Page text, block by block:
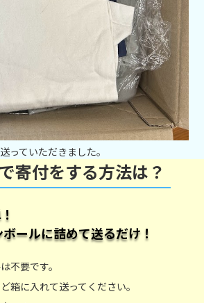
っていただきました。
寄付をする方法は？
ールに詰めて送るだけ！
不要です。
箱に入れて送ってください。